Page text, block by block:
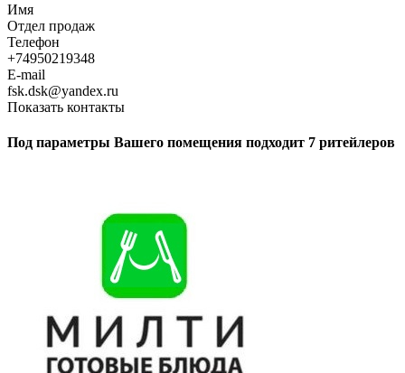
Имя
Отдел продаж
Телефон
+74950219348
E-mail
fsk.dsk@yandex.ru
Показать контакты
Под параметры Вашего помещения подходит 7 ритейлеров